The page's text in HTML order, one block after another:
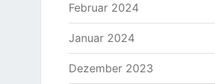
Februar 2024
Januar 2024
Dezember 2023